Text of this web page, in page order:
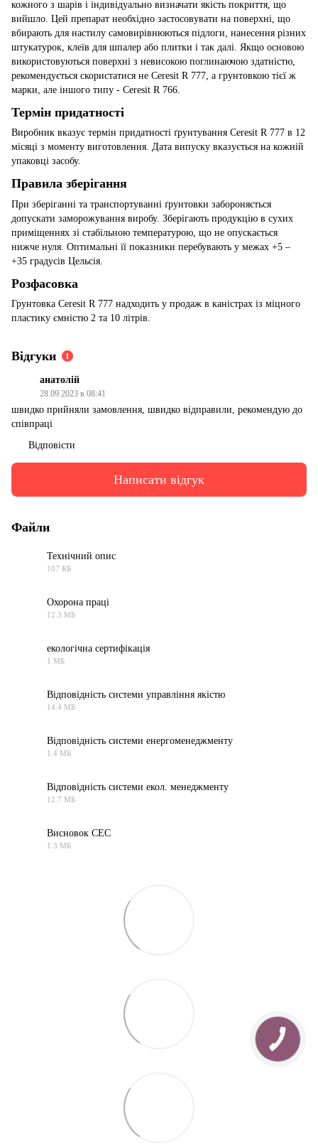
кожного з шарів і індивідуально визначати якість покриття, що
вийшло. Цей препарат необхідно застосовувати на поверхні, що
вбирають для настилу самовирівнюються підлоги, нанесення різних
штукатурок, клеїв для шпалер або плитки і так далі. Якщо основою
використовуються поверхні з невисокою поглинаючою здатністю,
рекомендується скористатися не Ceresit R 777, а грунтовкою тієї ж
марки, але іншого типу - Ceresit R 766.
Термін придатності
Виробник вказує термін придатності ґрунтування Ceresit R 777 в 12
місяці з моменту виготовлення. Дата випуску вказується на кожній
упаковці засобу.
Правила зберігання
При зберіганні та транспортуванні ґрунтовки забороняється
допускати заморожування виробу. Зберігають продукцію в сухих
приміщеннях зі стабільною температурою, що не опускається
нижче нуля. Оптимальні її показники перебувають у межах +5 –
+35 градусів Цельсія.
Розфасовка
Грунтовка Ceresit R 777 надходить у продаж в каністрах із міцного
пластику ємністю 2 та 10 літрів.
Відгуки 1
анатолій
28.09.2023 в 08:41
швидко прийняли замовлення, швидко відправили, рекомендую до
співпраці
Відповісти
Написати відгук
Файли
Технічний опис
107 КБ
Охорона праці
12.3 МБ
екологічна сертифікація
1 МБ
Відповідність системи управління якістю
14.4 МБ
Відповідність системи енергоменеджменту
1.4 МБ
Відповідність системи екол. менеджменту
12.7 МБ
Висновок СЕС
1.3 МБ